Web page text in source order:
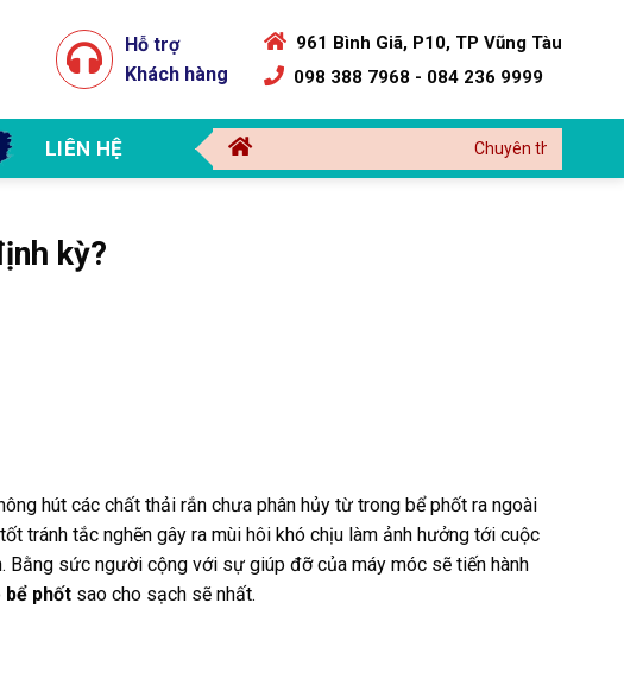
Hỗ trợ
Khách hàng
961 Bình Giã, P10, TP Vũng Tàu
098 388 7968 - 084 236 9999
LIÊN HỆ Chuyên thi công sữa
kỳ?
hút các chất thải rắn chưa phân hủy từ trong bể phốt ra ngoài
tránh tắc nghẽn gây ra mùi hôi khó chịu làm ảnh hưởng tới cuộc
sức người cộng với sự giúp đỡ của máy móc sẽ tiến hành
bể phốt sao cho sạch sẽ nhất.